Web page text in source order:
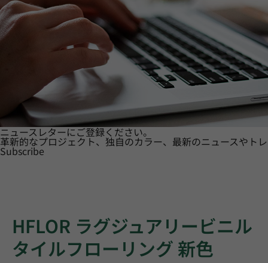
ニュースレターにご登録ください。
革新的なプロジェクト、独自のカラー、最新のニュースやト
Subscribe
HFLOR ラグジュアリービニル
タイルフローリング 新色